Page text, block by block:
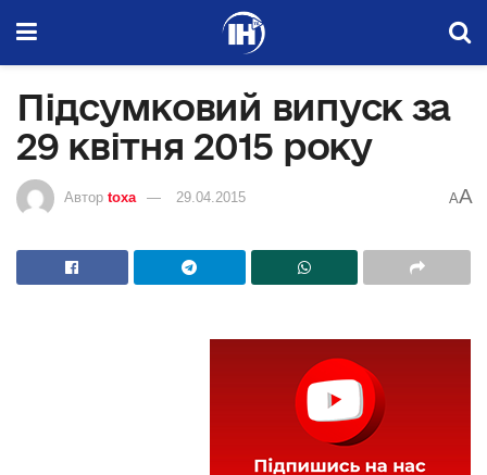
Підсумковий випуск за
29 квітня 2015 року
Автор toxa 29.04.2015 AA